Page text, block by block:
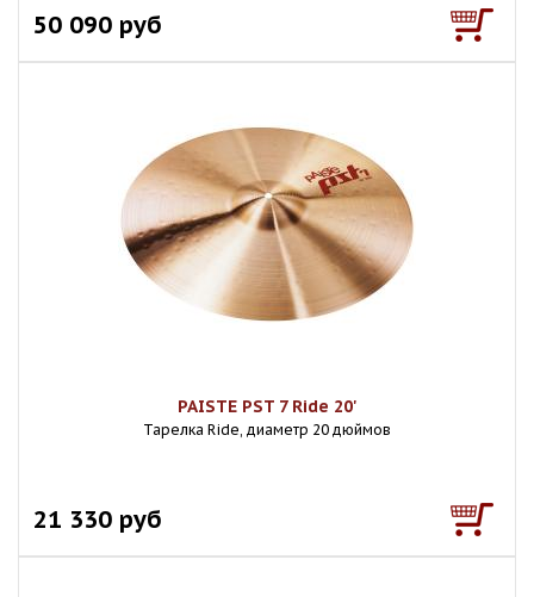
50 090 руб
PAISTE PST 7 Ride 20'
Тарелка Ride, диаметр 20 дюймов
21 330 руб